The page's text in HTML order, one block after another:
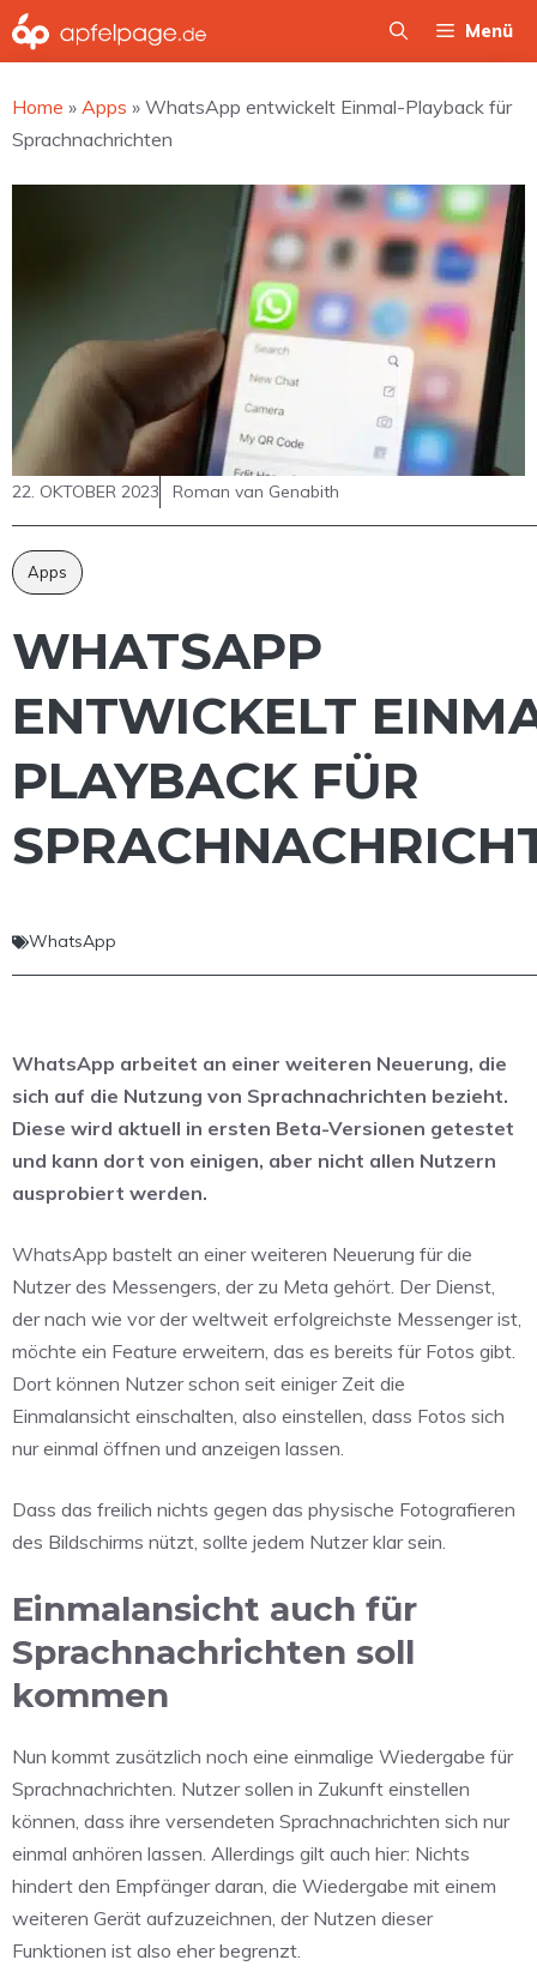
Zum
Inhalt
Menü
Home » Apps » WhatsApp entwickelt Einmal-Playback für
Sprachnachrichten
22. OKTOBER 2023 Roman van Genabith
Apps
WHATSAPP
ENTWICKELT
PLAYBACK FÜR
WhatsApp
WhatsApp arbeitet an einer weiteren Neuerung, die
sich auf die Nutzung von Sprachnachrichten bezieht.
Diese wird aktuell in ersten Beta-Versionen getestet
und kann dort von einigen, aber nicht allen Nutzern
ausprobiert werden.
WhatsApp bastelt an einer weiteren Neuerung für die
Nutzer des Messengers, der zu Meta gehört. Der Dienst,
der nach wie vor der weltweit erfolgreichste Messenger ist,
möchte ein Feature erweitern, das es bereits für Fotos gibt.
Dort können Nutzer schon seit einiger Zeit die
Einmalansicht einschalten, also einstellen, dass Fotos sich
nur einmal öffnen und anzeigen lassen.
Dass das freilich nichts gegen das physische Fotografieren
des Bildschirms nützt, sollte jedem Nutzer klar sein.
Einmalansicht auch für
Sprachnachrichten soll
kommen
Nun kommt zusätzlich noch eine einmalige Wiedergabe für
Sprachnachrichten. Nutzer sollen in Zukunft einstellen
können, dass ihre versendeten Sprachnachrichten sich nur
einmal anhören lassen. Allerdings gilt auch hier: Nichts
hindert den Empfänger daran, die Wiedergabe mit einem
weiteren Gerät aufzuzeichnen, der Nutzen dieser
Funktionen ist also eher begrenzt.